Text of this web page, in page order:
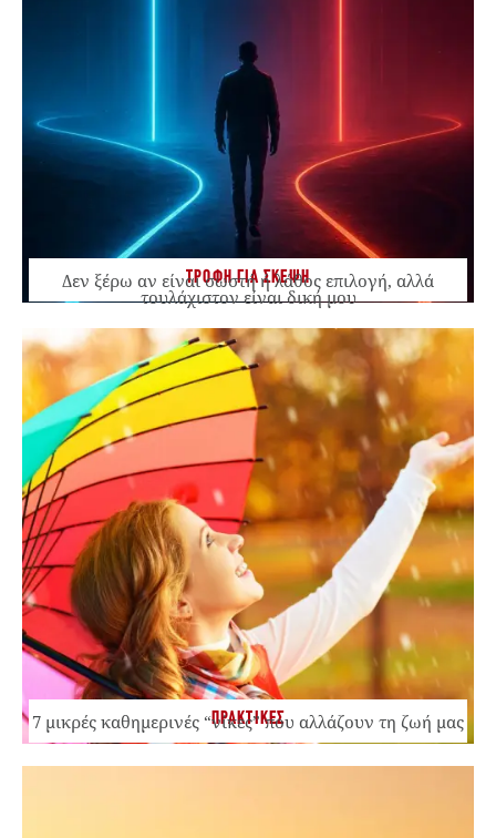
ΤΡΟΦΗ ΓΙΑ ΣΚΕΨΗ
Δεν ξέρω αν είναι σωστή ή λάθος επιλογή, αλλά
τουλάχιστον είναι δική μου
ΠΡΑΚΤΙΚΕΣ
7 μικρές καθημερινές “νίκες” που αλλάζουν τη ζωή μας